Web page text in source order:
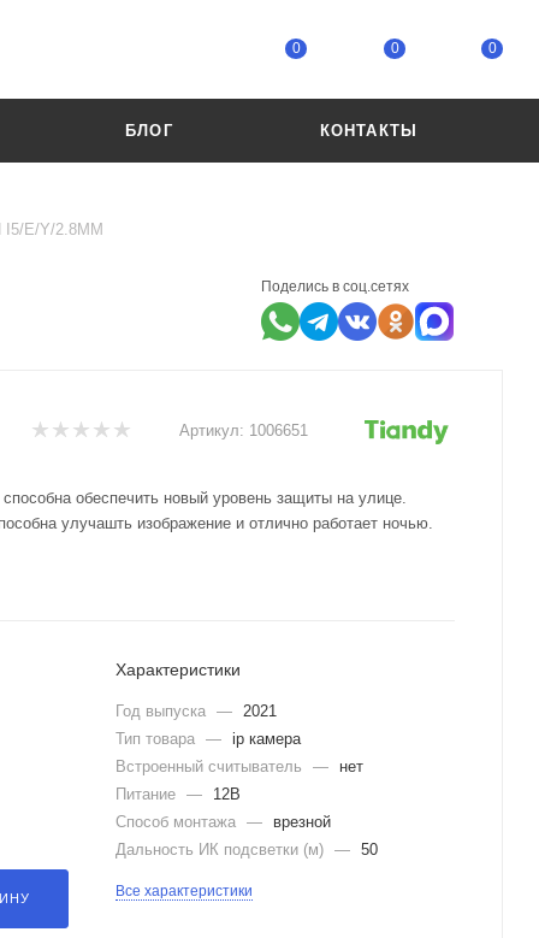
0 0 0
БЛОГ КОНТАКТЫ
I5/E/Y/2.8ММ
Поделись в соц.сетях
Артикул: 1006651
обеспечить новый уровень защиты на улице.
улучашть изображение и отлично работает ночью.
Характеристики
Год выпуска —
2021
Тип товара — ip камера
Встроенный считыватель
—
нет
Питание —
12В
Способ монтажа —
врезной
Дальность ИК подсветки (м) — 50
Все характеристики